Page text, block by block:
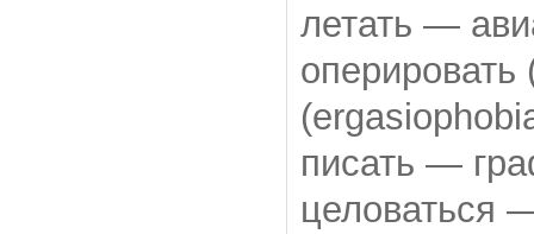
летать —
писать —
целоваться